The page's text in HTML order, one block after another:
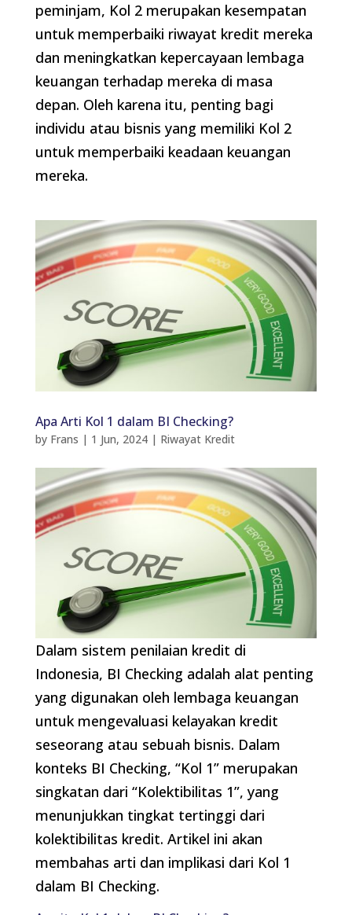
peminjam, Kol 2 merupakan kesempatan
untuk memperbaiki riwayat kredit mereka
dan meningkatkan kepercayaan lembaga
keuangan terhadap mereka di masa
depan. Oleh karena itu, penting bagi
individu atau bisnis yang memiliki Kol 2
untuk memperbaiki keadaan keuangan
mereka.
Apa Arti Kol 1 dalam BI Checking?
by Frans | 1 Jun, 2024| Riwayat Kredit
Dalam sistem penilaian kredit di
Indonesia, BI Checking adalah alat penting
yang digunakan oleh lembaga keuangan
untuk mengevaluasi kelayakan kredit
seseorang atau sebuah bisnis. Dalam
konteks BI Checking, “Kol 1” merupakan
singkatan dari “Kolektibilitas 1”, yang
menunjukkan tingkat tertinggi dari
kolektibilitas kredit. Artikel ini akan
membahas arti dan implikasi dari Kol 1
dalam BI Checking.